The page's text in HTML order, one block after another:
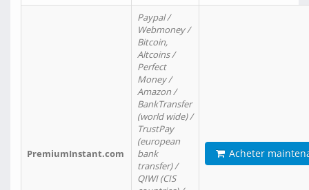
PremiumInstant.com
Paypal /
Webmoney /
Bitcoin,
Altcoins /
Perfect
Money /
Amazon /
BankTransfer
(world wide) /
TrustPay
(european
bank
transfer) /
QIWI (CIS
Acheter